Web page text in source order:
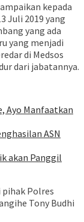
kepada
Juli 2019 yang
yang ada
yang menjadi
di Medsos
dari jabatannya.
Ayo Manfaatkan
ASN
akan Panggil
Polres
Tony Budhi